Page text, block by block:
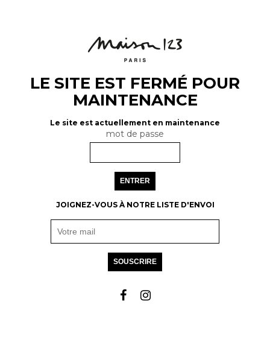
LE SITE EST FERMÉ POUR
MAINTENANCE
Le site est actuellement en maintenance
mot de passe
ENTRER
JOIGNEZ-VOUS À NOTRE LISTE D'ENVOI
SOUSCRIRE